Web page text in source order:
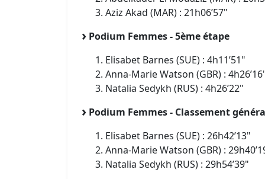
Aziz Akad (MAR) : 21h06’57"
Podium Femmes - 5ème étape
Elisabet Barnes (SUE) : 4h11’51"
Anna-Marie Watson (GBR) :
Natalia Sedykh (RUS) : 4h26’22"
Podium Femmes - Classement
Elisabet Barnes (SUE) : 26h42’13"
Anna-Marie Watson (GBR) :
Natalia Sedykh (RUS) : 29h54’39"